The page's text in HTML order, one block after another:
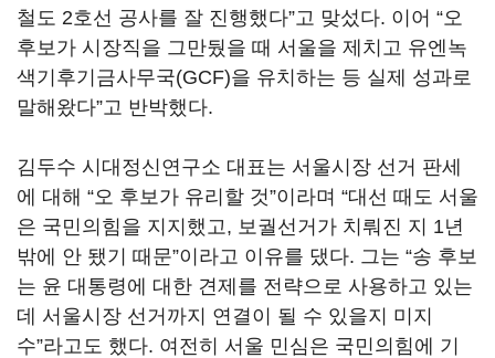
철도 2호선 공사를 잘 진행했다”고 맞섰다. 이어 “오
후보가 시장직을 그만뒀을 때 서울을 제치고 유엔녹
색기후기금사무국(GCF)을 유치하는 등 실제 성과로
말해왔다”고 반박했다.
김두수 시대정신연구소 대표는 서울시장 선거 판세
에 대해 “오 후보가 유리할 것”이라며 “대선 때도 서울
은 국민의힘을 지지했고, 보궐선거가 치뤄진 지 1년
밖에 안 됐기 때문”이라고 이유를 댔다. 그는 “송 후보
는 윤 대통령에 대한 견제를 전략으로 사용하고 있는
데 서울시장 선거까지 연결이 될 수 있을지 미지
수”라고도 했다. 여전히 서울 민심은 국민의힘에 기